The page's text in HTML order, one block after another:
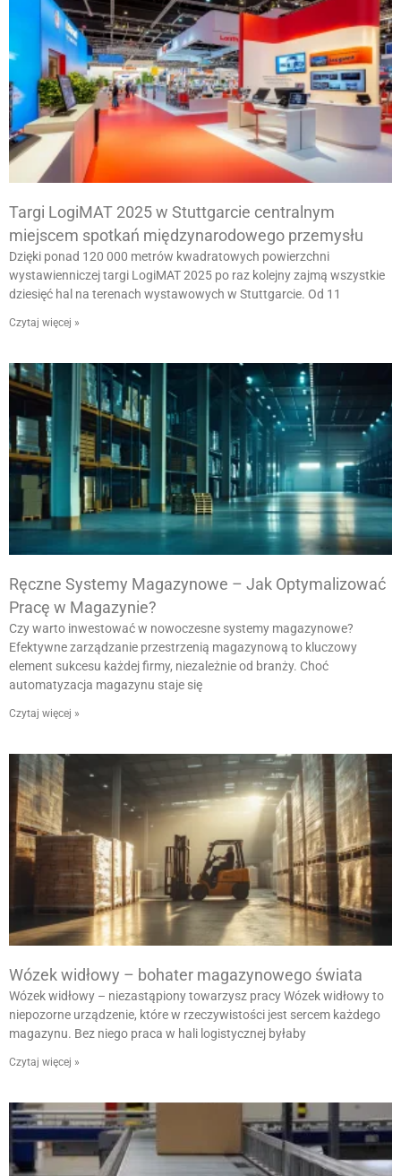
Targi LogiMAT 2025 w Stuttgarcie centralnym
miejscem spotkań międzynarodowego przemysłu
Dzięki ponad 120 000 metrów kwadratowych powierzchni
wystawienniczej targi LogiMAT 2025 po raz kolejny zajmą wszystkie
dziesięć hal na terenach wystawowych w Stuttgarcie. Od 11
Czytaj więcej »
Ręczne Systemy Magazynowe – Jak Optymalizować
Pracę w Magazynie?
Czy warto inwestować w nowoczesne systemy magazynowe?
Efektywne zarządzanie przestrzenią magazynową to kluczowy
element sukcesu każdej firmy, niezależnie od branży. Choć
automatyzacja magazynu staje się
Czytaj więcej »
Wózek widłowy – bohater magazynowego świata
Wózek widłowy – niezastąpiony towarzysz pracy Wózek widłowy to
niepozorne urządzenie, które w rzeczywistości jest sercem każdego
magazynu. Bez niego praca w hali logistycznej byłaby
Czytaj więcej »